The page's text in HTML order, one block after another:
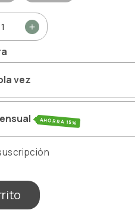
Aumentar
para
Restore
vez
AHORRA 15%